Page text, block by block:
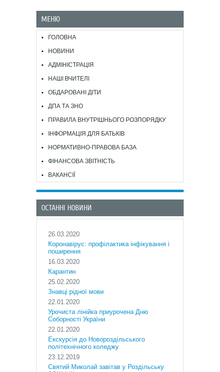
МЕНЮ
ГОЛОВНА
НОВИНИ
АДМІНІСТРАЦІЯ
НАШІ ВЧИТЕЛІ
ОБДАРОВАНІ ДІТИ
ДПА ТА ЗНО
ПРАВИЛА ВНУТРІШНЬОГО РОЗПОРЯДКУ
ІНФОРМАЦІЯ ДЛЯ БАТЬКІВ
НОРМАТИВНО-ПРАВОВА БАЗА
ФІНАНСОВА ЗВІТНІСТЬ
ВАКАНСІЇ
ОСТАННІ НОВИНИ
26.03.2020
Коронавірус: профілактика інфікування і
поширення
16.03.2020
Карантин
25.02.2020
Знавці рідної мови
22.01.2020
Урочиста лінійка приурочена Дню
Соборності України
22.01.2020
Екскурсія до Новороздільського
політехнічного коледжу
23.12.2019
Святий Миколай завітав у Роздільську